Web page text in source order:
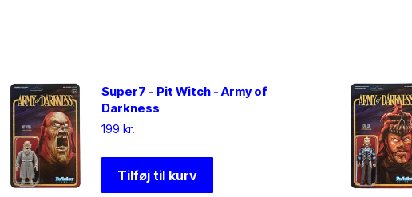
Super7 - Pit Witch - Army of
Darkness
199kr.
Tilføj til kurv